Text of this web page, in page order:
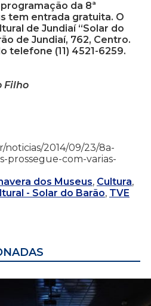
da 8ª
tem entrada gratuita. O
de Jundiaí “Solar do
de Jundiaí, 762, Centro.
telefone (11) 4521-6259.
Filho
noticias/2014/09/23/8a-
prossegue-com-varias-
dos Museus, Cultura,
- Solar do Barão, TVE